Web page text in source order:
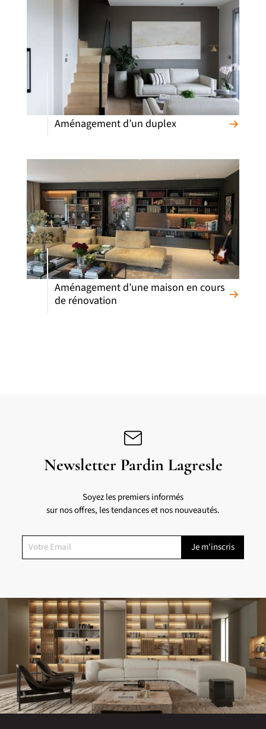
Aménagement d’un duplex
Aménagement d’une maison en cours
de rénovation
Newsletter Pardin Lagresle
Soyez les premiers informés
sur nos offres, les tendances et nos nouveautés.